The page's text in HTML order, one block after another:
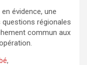
évidence, une
régionales
commun aux
,